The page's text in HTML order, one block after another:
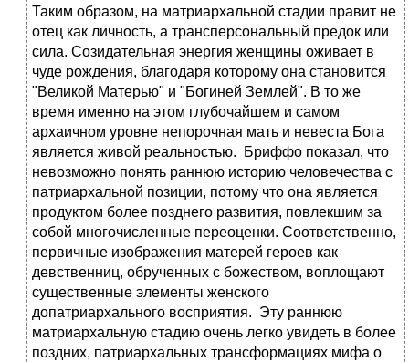
Таким образом, на матриархальной стадии правит не
отец как личность, а трансперсональный предок или
сила. Созидательная энергия женщины оживает в
чуде рождения, благодаря которому она становится
"Великой Матерью" и "Богиней Землей". В то же
время именно на этом глубочайшем и самом
архаичном уровне непорочная мать и невеста Бога
является живой реальностью. Бриффо показал, что
невозможно понять раннюю историю человечества с
патриархальной позиции, потому что она является
продуктом более позднего развития, повлекшим за
собой многочисленные переоценки. Соответственно,
первичные изображения матерей героев как
девственниц, обрученных с божеством, воплощают
существенные элементы женского
допатриархального восприятия. Эту раннюю
матриархальную стадию очень легко увидеть в более
поздних, патриархальных трансформациях мифа о